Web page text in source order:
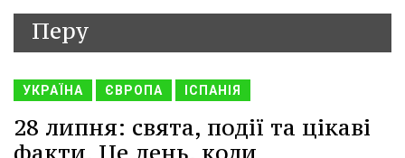
Перу
УКРАЇНА ЄВРОПА ІСПАНІЯ
28 липня: свята, події та цікаві